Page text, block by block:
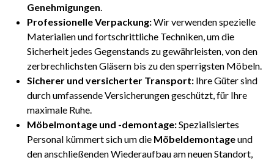
Genehmigungen
Professionelle Verpackung:Wir verwenden spezielle
Materialien und fortschrittliche Techniken, um die
Sicherheit jedes Gegenstands zu gewährleisten, von den
zerbrechlichsten Gläsern bis zu den sperrigsten Möbeln.
Sicherer und versicherter Transport: Ihre Güter sind
durch umfassende Versicherungen geschützt, für Ihre
maximale Ruhe.
Möbelmontage und -demontage:Spezialisiertes
Personal kümmert sich um die Möbeldemontageund
den anschließenden Wiederaufbau am neuen Standort,